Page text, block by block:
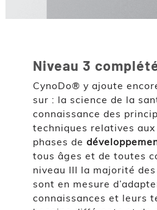
Niveau 3
CynoDo® y ajoute
sur : la science de la
connaissance des
techniques relatives
phases de
tous âges et de toutes
niveau III la majorité
sont en mesure
connaissances et leurs